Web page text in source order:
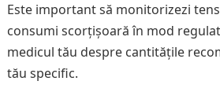
Este important să monitorizezi
consumi scorțișoară în mod
medicul tău despre cantitățile
tău specific.